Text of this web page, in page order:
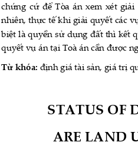
chứng cứ để Tòa án xem xét
nhiên, thực tế khi giải quyết các
biệt là quyền sử dụng đất thì kết
quyết vụ án tại Toà án cần được
Từ khóa: định giá tài sản, giá trị
STATUS OF
ARE LAND